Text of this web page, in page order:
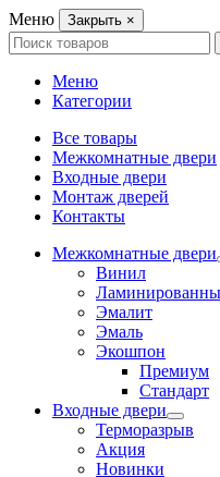
Меню Закрыть ×
Search
for:
Меню
Категории
Все товары
Межкомнатные двери
Входные двери
Монтаж дверей
Контакты
Межкомнатные двери
Винил
Эмалит
Эмаль
Экошпон
Премиум
Стандарт
Входные двери
Терморазрыв
Акция
Новинки